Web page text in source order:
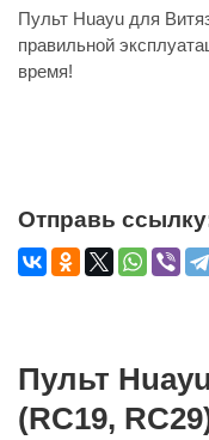
Пульт Huayu для
правильной
время!
Отправь
Пульт
(RC19,